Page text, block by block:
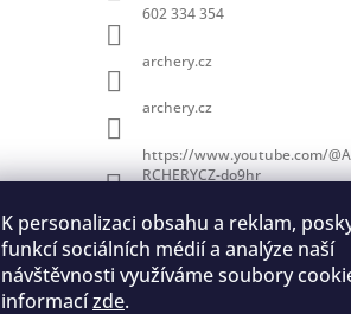
K personalizaci obsahu a reklam,
funkcí sociálních médií a analýze naší
návštěvnosti využíváme soubory
informacízde.
602 334 354
archery.cz
archery.cz
https://www.youtube.com/@A
RCHERYCZ-do9hr